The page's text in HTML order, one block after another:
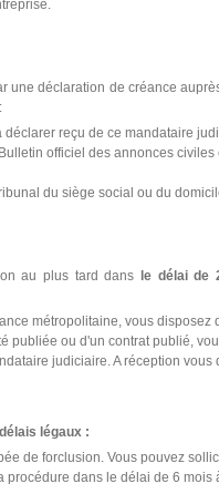
une déclaration de créance
déclarer reçu de ce mandataire
officiel des annonces
du siège social ou du
au plus tard dans le délai de
métropolitaine, vous disposez
publiée ou d'un contrat publié,
judiciaire. A réception
légaux :
de forclusion. Vous pouvez
procédure dans le délai de 6